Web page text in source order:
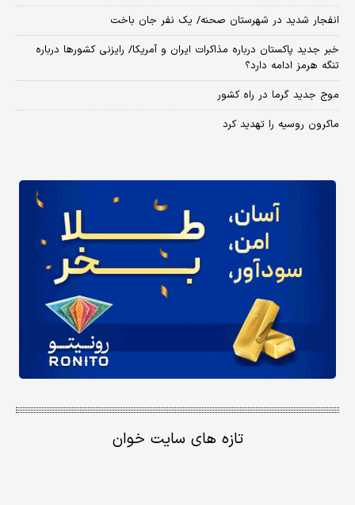
انفجار شدید در شهرستان صحنه/ یک نفر جان باخت
خبر جدید پاکستان درباره مذاکرات ایران و آمریکا/ رایزنی کشورها درباره
تنگه هرمز ادامه دارد؟
موج جدید گرما در راه کشور
ماکرون روسیه را تهدید کرد
تازه های سایت خوان